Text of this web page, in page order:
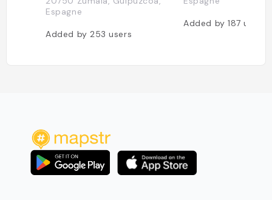
Espagne
Added by 253users
Added by187users